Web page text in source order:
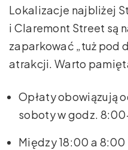
Lokalizacje najbliżej
i Claremont Street są
zaparkować „tuż pod
atrakcji. Warto
Opłaty obowiązują
soboty w godz.
Między 18:00 a